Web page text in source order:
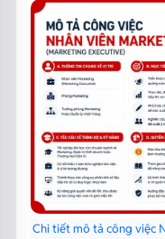
Chi tiết mô tả công việc